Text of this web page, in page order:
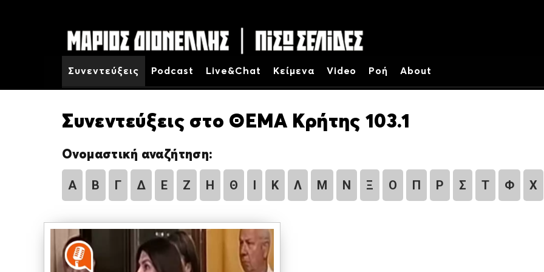
Συνεντεύξεις Podcast Live&Chat Κείμενα Video Ροή About
Συνεντεύξεις στο ΘΕΜΑ Κρήτης 103.1
Ονομαστική αναζήτηση:
Α Β Γ Δ Ε Ζ Η Θ Ι Κ Λ Μ Ν Ξ Ο Π Ρ Σ Τ Φ Χ